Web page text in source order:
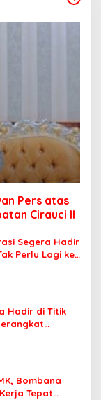
Pers atas
Cirauci II
Segera Hadir
Perlu Lagi ke
Hadir di Titik
Bombana
Tepat